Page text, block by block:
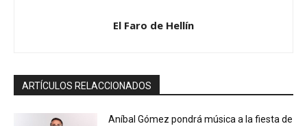
El Faro de Hellín
ARTÍCULOS RELACCIONADOS
Aníbal Gómez pondrá música a la fiesta de